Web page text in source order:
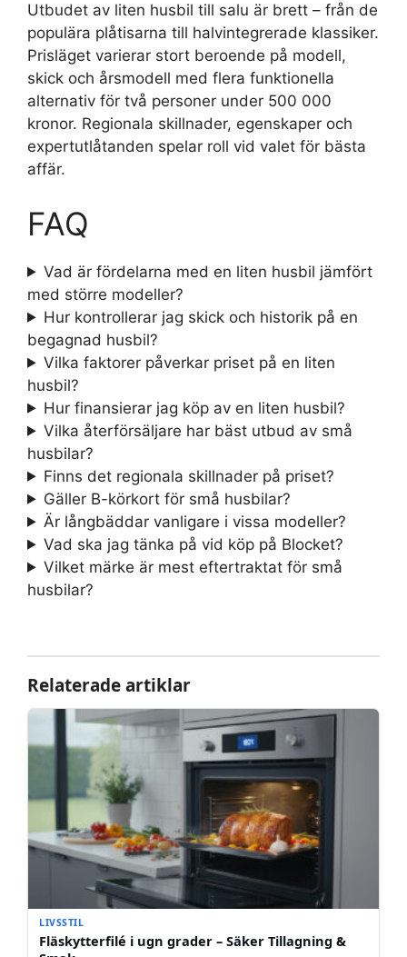
Utbudet av liten husbil till salu är brett – från de
populära plåtisarna till halvintegrerade klassiker.
Prisläget varierar stort beroende på modell,
skick och årsmodell med flera funktionella
alternativ för två personer under 500 000
kronor. Regionala skillnader, egenskaper och
expertutlåtanden spelar roll vid valet för bästa
affär.
FAQ
Vad är fördelarna med en liten husbil jämfört
med större modeller?
Hur kontrollerar jag skick och historik på en
begagnad husbil?
Vilka faktorer påverkar priset på en liten
husbil?
Hur finansierar jag köp av en liten husbil?
Vilka återförsäljare har bäst utbud av små
husbilar?
Finns det regionala skillnader på priset?
Gäller B-körkort för små husbilar?
Är långbäddar vanligare i vissa modeller?
Vad ska jag tänka på vid köp på Blocket?
Vilket märke är mest eftertraktat för små
husbilar?
Relaterade artiklar
LIVSSTIL
Fläskytterfilé i ugn grader – Säker Tillagning &